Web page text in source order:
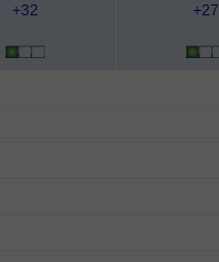
+32 +27